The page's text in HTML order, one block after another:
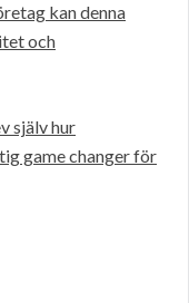
kan denna
och
själv hur
game changer för